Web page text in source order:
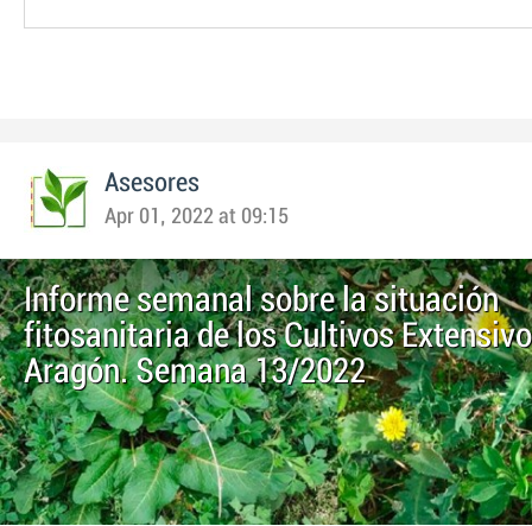
Asesores
Apr 01, 2022 at 09:15
Informe semanal sobre la situación
fitosanitaria de los Cultivos
Aragón. Semana 13/2022